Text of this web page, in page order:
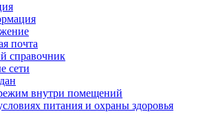
почта
справочник
сети
внутри помещений
питания и охраны здоровья